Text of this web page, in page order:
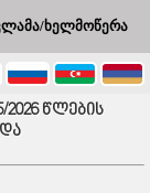
ხელმოწერა
წლების